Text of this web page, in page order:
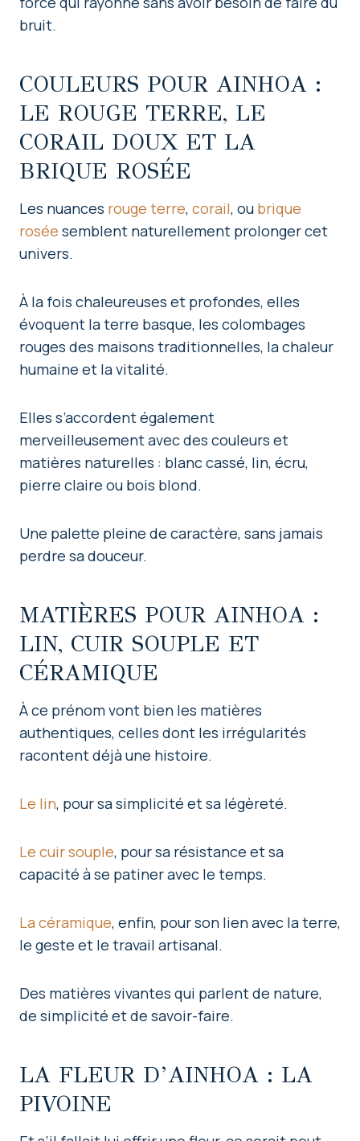
bruit.
COULEURS POUR AINHOA :
LE ROUGE TERRE, LE
CORAIL DOUX ET LA
BRIQUE ROSÉE
Les nuances rouge terre, corail, ou brique
rosée semblent naturellement prolonger cet
univers.
À la fois chaleureuses et profondes, elles
évoquent la terre basque, les colombages
rouges des maisons traditionnelles, la chaleur
humaine et la vitalité.
Elles s’accordent également
merveilleusement avec des couleurs et
matières naturelles : blanc cassé, lin, écru,
pierre claire ou bois blond.
Une palette pleine de caractère, sans jamais
perdre sa douceur.
MATIÈRES POUR AINHOA :
LIN, CUIR SOUPLE ET
CÉRAMIQUE
À ce prénom vont bien les matières
authentiques, celles dont les irrégularités
racontent déjà une histoire.
Le lin, pour sa simplicité et sa légèreté.
Le cuir souple, pour sa résistance et sa
capacité à se patiner avec le temps.
La céramique, enfin, pour son lien avec la terre,
le geste et le travail artisanal.
Des matières vivantes qui parlent de nature,
de simplicité et de savoir-faire.
LA FLEUR D’AINHOA : LA
PIVOINE